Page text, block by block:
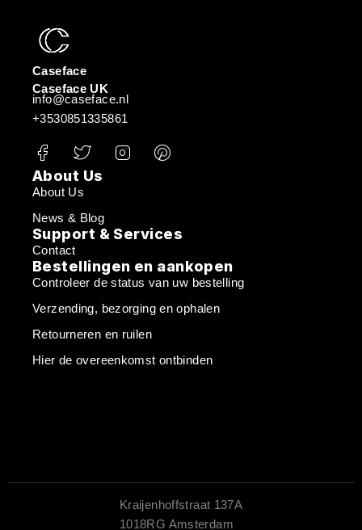
Caseface
Caseface UK
info@caseface.nl
+3530851335861
About Us
About Us
News & Blog
Support & Services
Contact
Bestellingen en aankopen
Controleer de status van uw bestelling
Verzending, bezorging en ophalen
Retourneren en ruilen
Hier de overeenkomst ontbinden
Kraijenhoffstraat 137A
1018RG Amsterdam